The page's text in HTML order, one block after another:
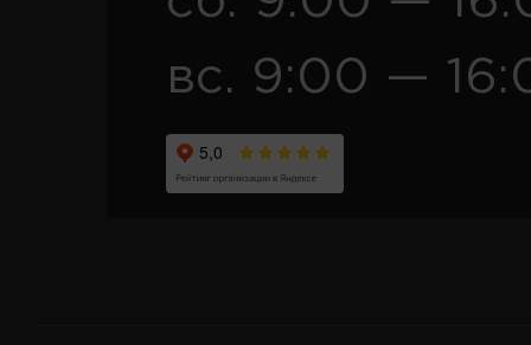
вс. 9:00 —